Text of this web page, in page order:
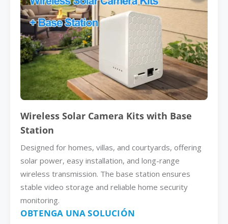
Wireless Solar Camera Kits with Base
Station
Designed for homes, villas, and courtyards, offering
solar power, easy installation, and long-range
wireless transmission. The base station ensures
stable video storage and reliable home security
monitoring.
OBTENGA UNA SOLUCIÓN